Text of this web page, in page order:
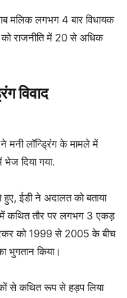
मलिक लगभग 4 बार विधायक
राजनीति में 20 से अधिक
विवाद
मनी लॉन्ड्रिंग के मामले में
दिया गया.
ईडी ने अदालत को बताया
में कथित तौर पर लगभग 3 एकड़
को 1999 से 2005 के बीच
किया।
से कथित रूप से हड़प लिया